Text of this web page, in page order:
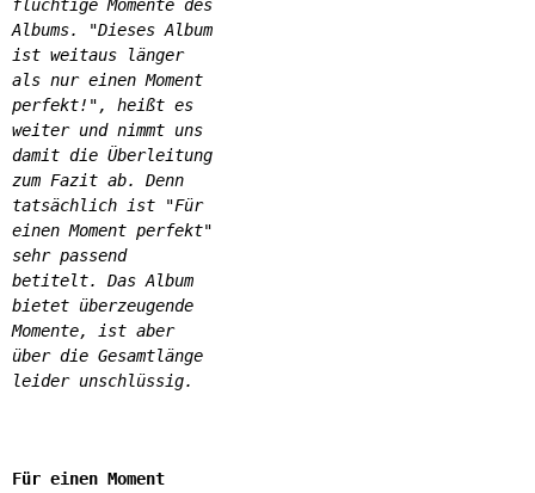
flüchtige Momente des
Albums. "Dieses Album
ist weitaus länger
als nur einen Moment
perfekt!", heißt es
weiter und nimmt uns
damit die Überleitung
zum Fazit ab. Denn
tatsächlich ist "Für
einen Moment perfekt"
sehr passend
betitelt. Das Album
bietet überzeugende
Momente, ist aber
über die Gesamtlänge
leider unschlüssig.
Für einen Moment